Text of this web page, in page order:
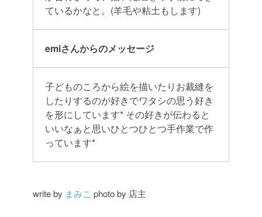
ているかなと。(羊毛や粘土もします)
emiさんからのメッセージ
子どものころから絵を描いたりお裁縫を
したりするのが好きでワタシの思う好き
を形にしています* その好きが伝わると
いいなぁと思いひとつひとつ手作業で作
っています*
write by まみこ photo by 店主